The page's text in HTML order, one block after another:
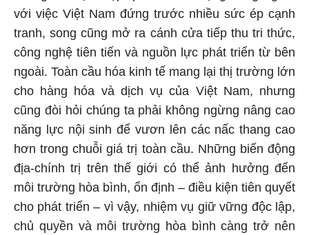
với việc Việt Nam đứng trước nhiều sức ép cạnh
tranh, song cũng mở ra cánh cửa tiếp thu tri thức,
công nghệ tiên tiến và nguồn lực phát triển từ bên
ngoài. Toàn cầu hóa kinh tế mang lại thị trường lớn
cho hàng hóa và dịch vụ của Việt Nam, nhưng
cũng đòi hỏi chúng ta phải không ngừng nâng cao
năng lực nội sinh để vươn lên các nấc thang cao
hơn trong chuỗi giá trị toàn cầu. Những biến động
địa-chính trị trên thế giới có thể ảnh hưởng đến
môi trường hòa bình, ổn định – điều kiện tiên quyết
cho phát triển – vì vậy, nhiệm vụ giữ vững độc lập,
chủ quyền và môi trường hòa bình càng trở nên